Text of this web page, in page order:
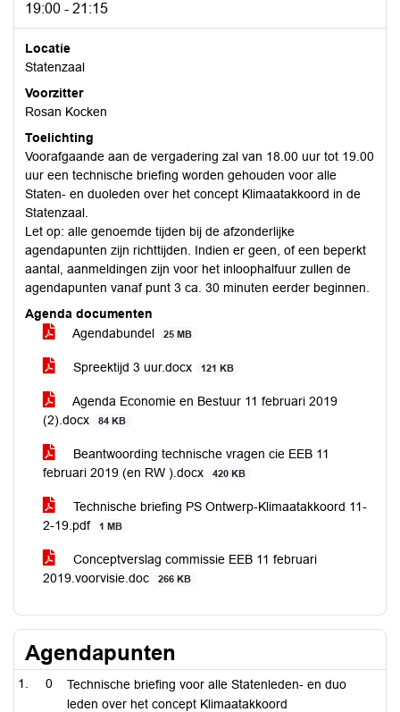
19:00 - 21:15
Locatie
Statenzaal
Voorzitter
Rosan Kocken
Toelichting
Voorafgaande aan de vergadering zal van 18.00 uur tot 19.00
uur een technische briefing worden gehouden voor alle
Staten- en duoleden over het concept Klimaatakkoord in de
Statenzaal.
Let op: alle genoemde tijden bij de afzonderlijke
agendapunten zijn richttijden. Indien er geen, of een beperkt
aantal, aanmeldingen zijn voor het inloophalfuur zullen de
agendapunten vanaf punt 3 ca. 30 minuten eerder beginnen.
Agenda documenten
Agendabundel
25 MB
Spreektijd 3 uur.docx 121 KB
Agenda Economie en Bestuur 11 februari 2019
(2).docx
84 KB
Beantwoording technische vragen cie EEB 11
februari 2019 (en RW ).docx
420 KB
Technische briefing PS Ontwerp-Klimaatakkoord 11-
2-19.pdf
1 MB
Conceptverslag commissie EEB 11 februari
2019.voorvisie.doc
266 KB
Agendapunten
0
Technische briefing voor alle Statenleden- en duo
leden over het concept Klimaatakkoord